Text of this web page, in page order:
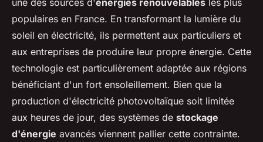
populaires en France. En transformant la lumière du
soleil en électricité, ils permettent aux particuliers et
aux entreprises de produire leur propre énergie. Cette
technologie est particulièrement adaptée aux régions
bénéficiant d'un fort ensoleillement. Bien que la
production d'électricité photovoltaïque soit limitée
aux heures de jour, des systèmes de stockage
d'énergie avancés viennent pallier cette contrainte.